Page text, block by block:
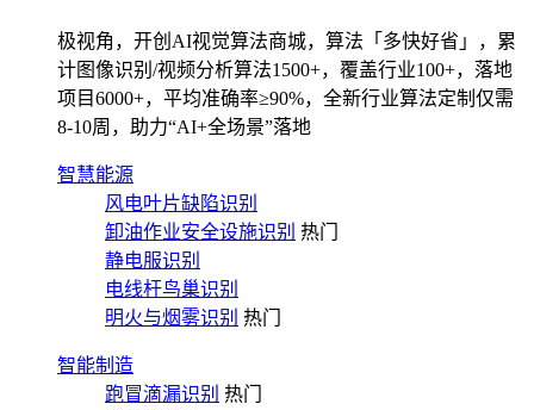
极视角，开创AI视觉算法商城，算法「多快好省」，累
计图像识别/视频分析算法1500+，覆盖行业100+，落地
项目6000+，平均准确率≥90%，全新行业算法定制仅需
8-10周，助力“AI+全场景”落地
智慧能源
风电叶片缺陷识别
卸油作业安全设施识别 热门
静电服识别
电线杆鸟巢识别
明火与烟雾识别 热门
智能制造
跑冒滴漏识别 热门